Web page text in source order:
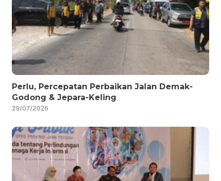
Perlu, Percepatan Perbaikan Jalan Demak-
Godong & Jepara-Keling
29/07/2026